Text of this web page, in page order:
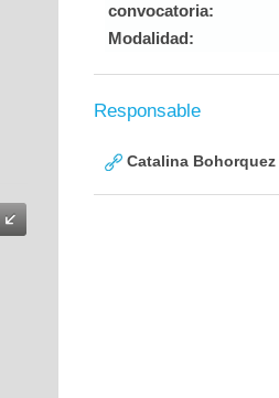
convocatoria:
Modalidad:
Responsable
Catalina Bohorquez